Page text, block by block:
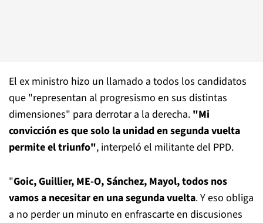
El ex ministro hizo un llamado a todos los candidatos
que "representan al progresismo en sus distintas
dimensiones" para derrotar a la derecha. "Mi
convicción es que solo la unidad en segunda vuelta
permite el triunfo", interpeló el militante del PPD.
"Goic, Guillier, ME-O, Sánchez, Mayol, todos nos
vamos a necesitar en una segunda vuelta. Y eso obliga
a no perder un minuto en enfrascarte en discusiones